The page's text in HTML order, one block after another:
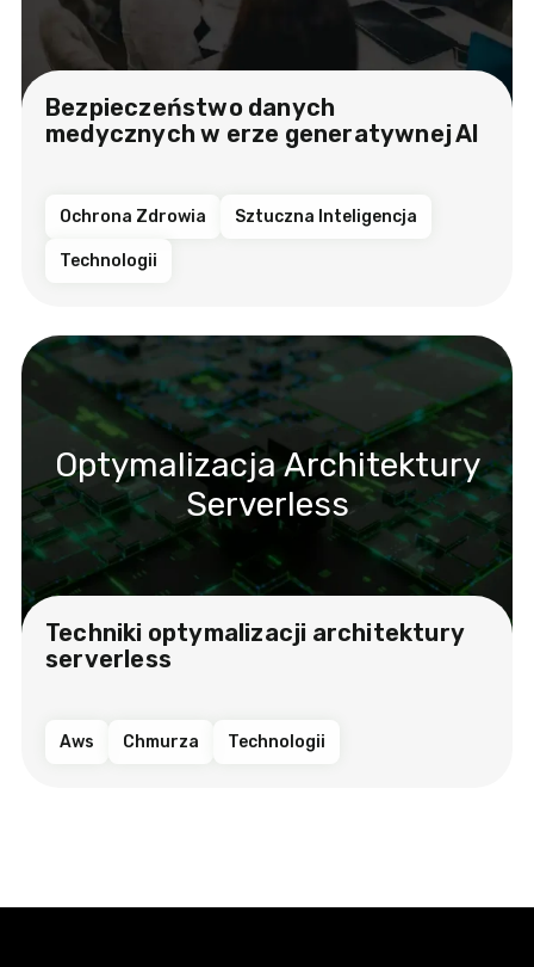
Bezpieczeństwo danych
medycznych w erze generatywnej AI
Ochrona Zdrowia Sztuczna Inteligencja
Technologii
Optymalizacja Architektury
Serverless
Techniki optymalizacji architektury
serverless
Aws Chmurza Technologii